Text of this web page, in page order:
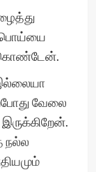
பொய்யை
கொண்டேன்.
வேலை
நல்ல